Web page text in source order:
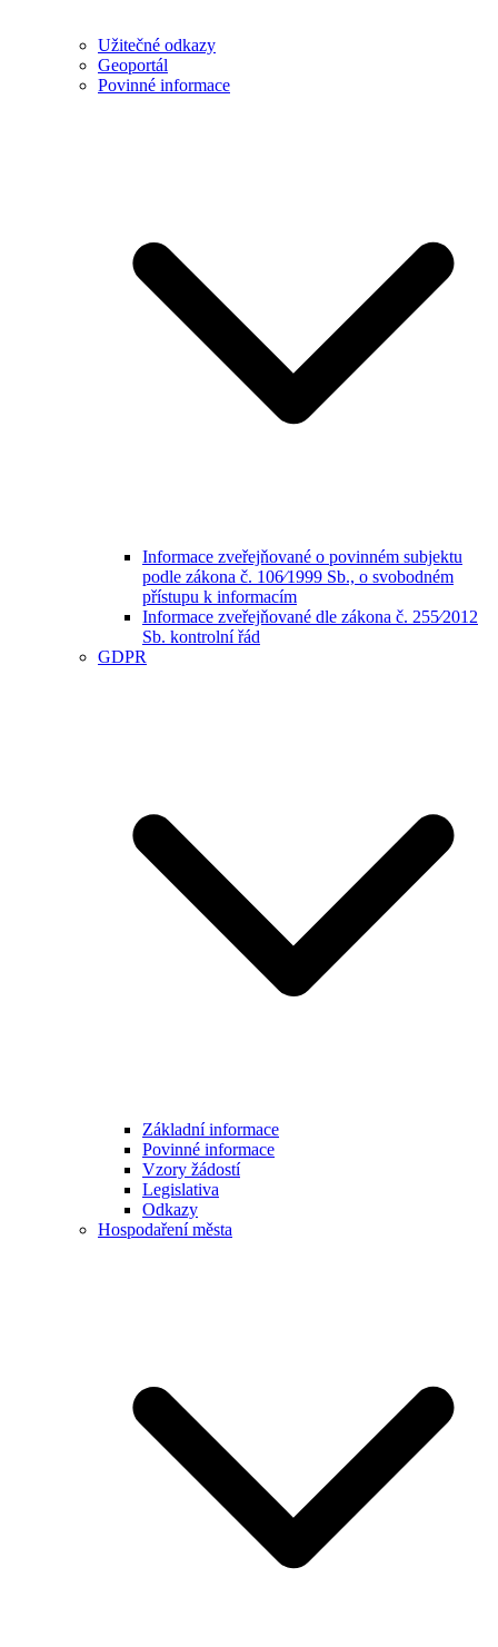
Užitečné odkazy
Geoportál
Povinné informace
Informace zveřejňované o povinném subjektu
podle zákona č. 106⁄1999 Sb., o svobodném
přístupu k informacím
Informace zveřejňované dle zákona č. 255⁄2012
Sb. kontrolní řád
GDPR
Základní informace
Povinné informace
Vzory žádostí
Legislativa
Odkazy
Hospodaření města